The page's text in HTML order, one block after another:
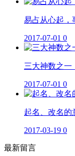
易占从心起，
2017-07-01 0
三大神数之一
2017-07-01 0
起名、改名的
2017-03-19 0
最新留言